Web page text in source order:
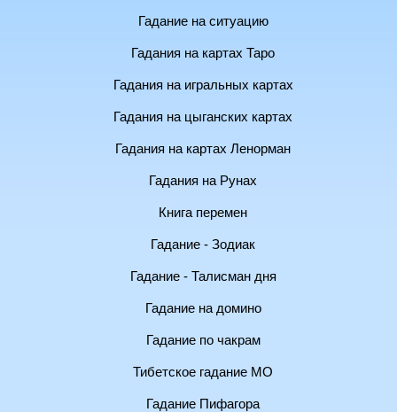
Гадание на ситуацию
Гадания на картах Таро
Гадания на игральных картах
Гадания на цыганских картах
Гадания на картах Ленорман
Гадания на Рунах
Книга перемен
Гадание - Зодиак
Гадание - Талисман дня
Гадание на домино
Гадание по чакрам
Тибетское гадание МО
Гадание Пифагора